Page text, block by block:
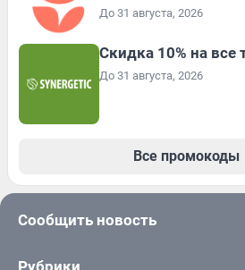
До 31 августа, 2026
Скидка 10% на все
До 31 августа, 2026
Все промокоды
Сообщить новость
Рубрики